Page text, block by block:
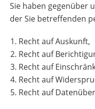
Sie haben gegenüber
der Sie betreffenden
Recht auf Auskunft,
Recht auf
Recht auf
Recht auf
Recht auf